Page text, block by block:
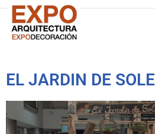
Saltar
EL JARDIN DE SOLE